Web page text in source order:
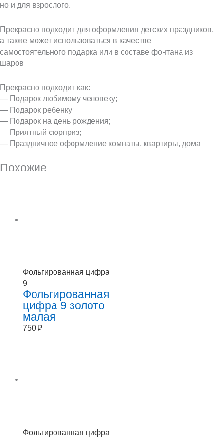
но и для взрослого.
Прекрасно подходит для оформления детских праздников,
а также может использоваться в качестве
самостоятельного подарка или в составе фонтана из
шаров
Прекрасно подходит как:
— Подарок любимому человеку;
— Подарок ребенку;
— Подарок на день рождения;
— Приятный сюрприз;
— Праздничное оформление комнаты, квартиры, дома
Похожие
Фольгированная цифра
9
Фольгированная
цифра 9 золото
малая
750 ₽
Фольгированная цифра